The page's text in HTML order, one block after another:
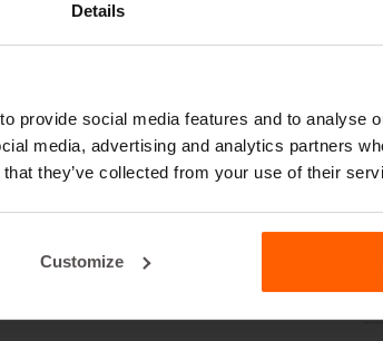
Details
provide social media features and to analyse
media, advertising and analytics partners
they’ve collected from your use of their
Customize